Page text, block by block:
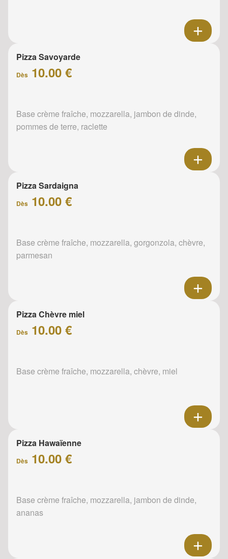
Pizza Savoyarde
Dès 10.00 €
Base crème fraîche, mozzarella, jambon de dinde,
pommes de terre, raclette
Pizza Sardaigna
Dès 10.00 €
Base crème fraîche, mozzarella, gorgonzola, chèvre,
parmesan
Pizza Chèvre miel
Dès 10.00 €
Base crème fraîche, mozzarella, chèvre, miel
Pizza Hawaïenne
Dès 10.00 €
Base crème fraîche, mozzarella, jambon de dinde,
ananas